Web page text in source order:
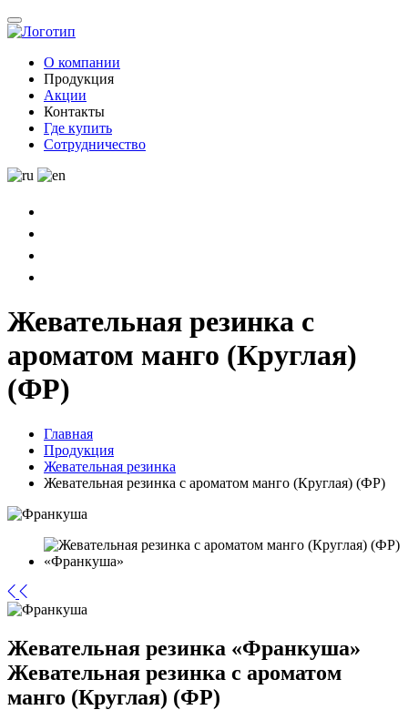
О компании
Продукция
Акции
Контакты
Где купить
Сотрудничество
Жевательная резинка с
ароматом манго (Круглая)
(ФР)
Главная
Продукция
Жевательная резинка
Жевательная резинка с ароматом манго (Круглая) (ФР)
Жевательная резинка «Франкуша»
Жевательная резинка с ароматом
манго (Круглая) (ФР)